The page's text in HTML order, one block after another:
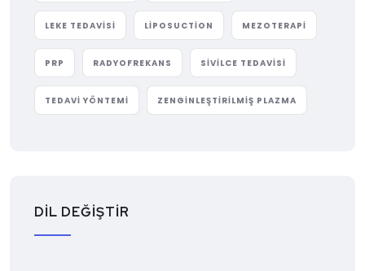
LEKE TEDAVISI LIPOSUCTION MEZOTERAPI
PRP RADYOFREKANS SIVILCE TEDAVISI
TEDAVI YÖNTEMI ZENGINLEŞTIRILMIŞ PLAZMA
DİL DEĞİŞTİR